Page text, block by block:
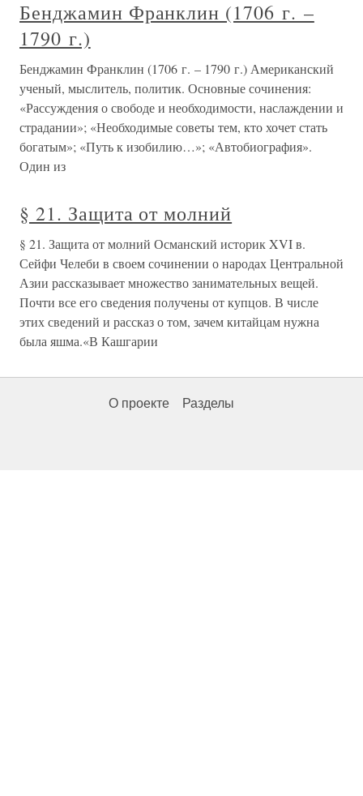
Бенджамин Франклин (1706 г. –
1790 г.)
Бенджамин Франклин (1706 г. – 1790 г.) Американский
ученый, мыслитель, политик. Основные сочинения:
«Рассуждения о свободе и необходимости, наслаждении и
страдании»; «Необходимые советы тем, кто хочет стать
богатым»; «Путь к изобилию…»; «Автобиография».
Один из
§ 21. Защита от молний
§ 21. Защита от молний Османский историк XVI в.
Сейфи Челеби в своем сочинении о народах Центральной
Азии рассказывает множество занимательных вещей.
Почти все его сведения получены от купцов. В числе
этих сведений и рассказ о том, зачем китайцам нужна
была яшма.«В Кашгарии
О проекте Разделы